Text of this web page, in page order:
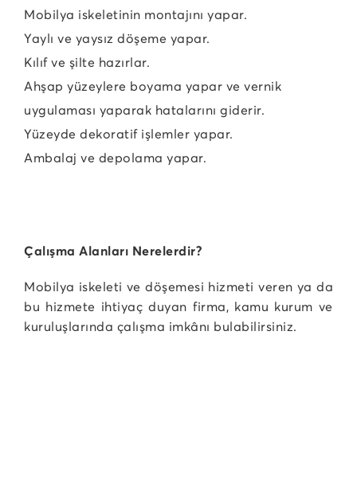
Mobilya iskeletinin montajını yapar.
Yaylı ve yaysız döşeme yapar.
Kılıf ve şilte hazırlar.
Ahşap yüzeylere boyama yapar ve vernik
uygulaması yaparak hatalarını giderir.
Yüzeyde dekoratif işlemler yapar.
Ambalaj ve depolama yapar.
Çalışma Alanları Nerelerdir?
Mobilya iskeleti ve döşemesi hizmeti veren ya da
bu hizmete ihtiyaç duyan firma, kamu kurum ve
kuruluşlarında çalışma imkânı bulabilirsiniz.